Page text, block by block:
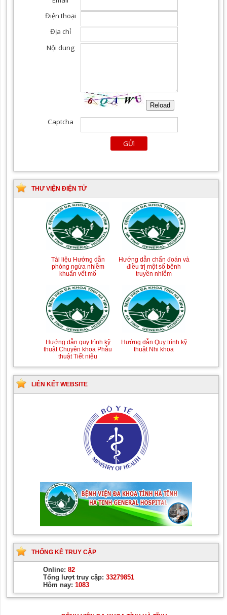
THƯ VIỆN ĐIỆN TỬ
Tài liệu Hướng dẫn
phòng ngừa nhiễm
khuẩn vết mổ
Hướng dẫn chẩn đoán và
điều trị một số bệnh
truyền nhiễm
Hướng dẫn quy trình kỹ
thuật Chuyên khoa Phẫu
thuật Tiết niệu
Hướng dẫn Quy trình kỹ
thuật Nhi khoa
LIÊN KẾT WEBSITE
THỐNG KÊ TRUY CẬP
Online: 82
Tổng lượt truy cập: 33279851
Hôm nay: 1083